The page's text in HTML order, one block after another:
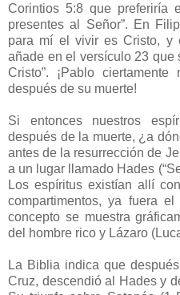
Corintios 5:8 que preferiría
presentes al Señor”. En
para mí el vivir es Cristo, y
añade en el versículo 23 que
Cristo”. ¡Pablo
después de su muerte!
Si entonces nuestros
después de la muerte, ¿a
antes de la resurrección de
a un lugar llamado Hades
Los espíritus existían allí
compartimentos, ya fuera
concepto se muestra
del hombre rico y Lázaro
La Biblia indica que
Cruz, descendió al Hades y